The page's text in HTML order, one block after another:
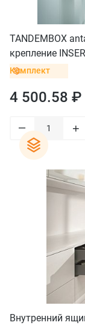
TANDEMBOX
крепление
Комплект
4 500.58 ₽
– +
Внутренний